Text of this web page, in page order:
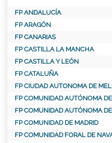
FP ANDALUCÍA
FP ARAGÓN
FP CANARIAS
FP CASTILLA LA MANCHA
FP CASTILLA Y LEÓN
FP CATALUÑA
FP CIUDAD AUTONOMA DE
FP COMUNIDAD AUTÓNOMA
FP COMUNIDAD AUTÓNOMA
FP COMUNIDAD DE MADRID
FP COMUNIDAD FORAL DE